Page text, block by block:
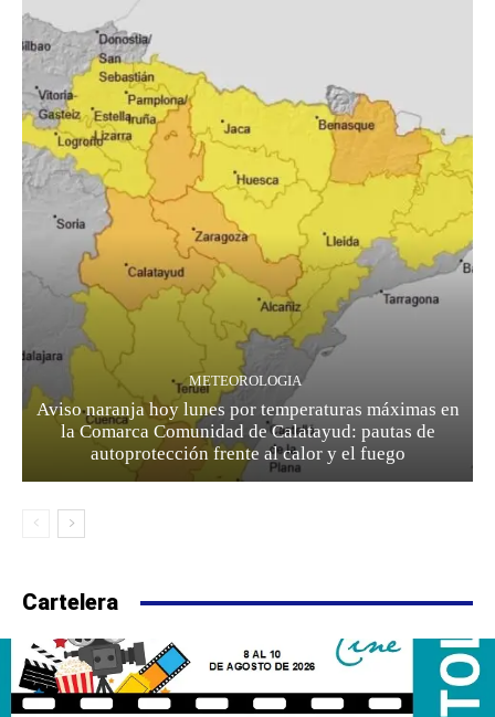
METEOROLOGIA
Aviso naranja hoy lunes por temperaturas máximas en
la Comarca Comunidad de Calatayud: pautas de
autoprotección frente al calor y el fuego
Cartelera